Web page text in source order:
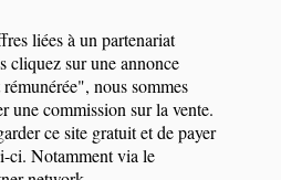
liées à un partenariat
cliquez sur une annonce
nous sommes
une commission sur la vente.
ce site gratuit et de payer
ci. Notamment via le